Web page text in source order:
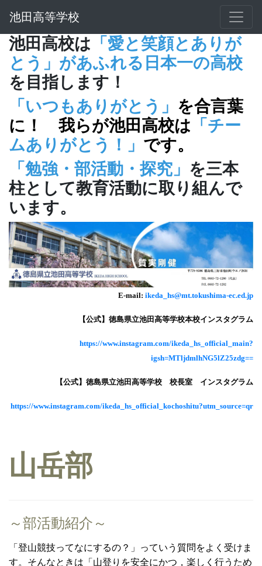
池田高等学校
池田高校は 「愛と笑顔とありが
とう」があふれる日本一の高校
を目指します！
「いつもありがとう」 を合言葉
に！ 我らが池田高校は 「チー
ムありがとう！」 です。
「勉強・部活動・探究」 を三本
柱として教育活動に取り組んで
います。
E-mail: ikeda_hs@mt.tokushima-ec.ed.jp
【公式】徳島県立池田高等学校本校インスタグラム
https://www.instagram.com/ikeda_hs_official_main?
igsh=MTljdmlhNG5lZ25zdg==
【公式】徳島県立池田高等学校 校長室 インスタグラム
https://www.instagram.com/ikeda_hs_official_kochoshitu?utm_source=qr
山岳部
～部活動紹介～
「登山競技ってなにするの？」っていう質問をよく受けま
す。そんなときは「山登りを安全にかつ，楽しく行うため